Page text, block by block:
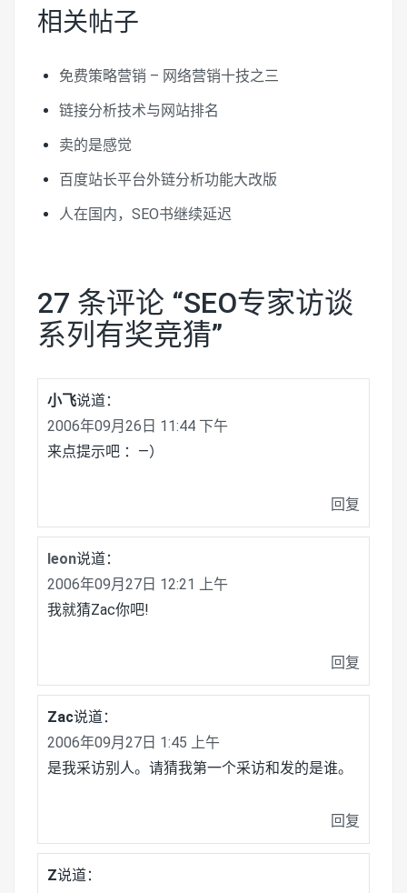
相关帖子
免费策略营销 – 网络营销十技之三
链接分析技术与网站排名
卖的是感觉
百度站长平台外链分析功能大改版
人在国内，SEO书继续延迟
27 条评论 “SEO专家访谈
系列有奖竞猜”
小飞说道：
2006年09月26日 11:44 下午
来点提示吧 ：—）
回复
leon说道：
2006年09月27日 12:21 上午
我就猜Zac你吧!
回复
Zac说道：
2006年09月27日 1:45 上午
是我采访别人。请猜我第一个采访和发的是谁。
回复
Z说道：